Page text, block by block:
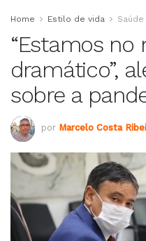
Home Estilo de vida Saúde
“Estamos
dramático”,
sobre a
por Marcelo Costa